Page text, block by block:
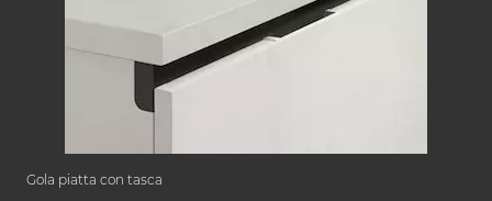
Gola piatta con tasca